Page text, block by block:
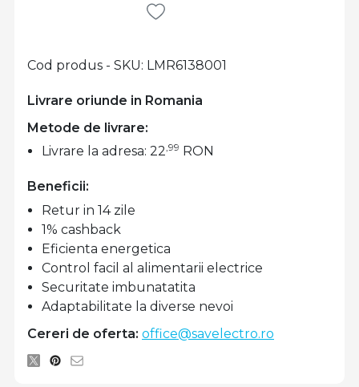
Livrare oriunde in Romania
Cod produs - SKU LMR6138001
Metode de livrare:
Livrare la adresa: 22,99 RON
Beneficii:
Retur in 14 zile
1% cashback
Eficienta energetica
Control facil al alimentarii electrice
Securitate imbunatatita
Adaptabilitate la diverse nevoi
Cereri de oferta: office@savelectro.ro